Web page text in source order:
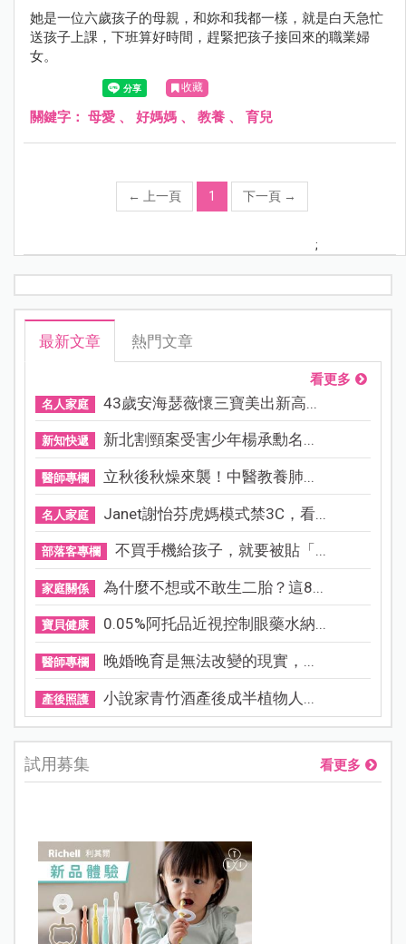
她是一位六歲孩子的母親，和妳和我都一樣，就是白天急忙
送孩子上課，下班算好時間，趕緊把孩子接回來的職業婦
女。
收藏
關鍵字： 母愛 、 好媽媽 、 教養 、 育兒
← 上一頁 1 下一頁 →
;
最新文章 熱門文章
看更多
名人家庭 43歲安海瑟薇懷三寶美出新高...
新知快遞 新北割頸案受害少年楊承勳名...
醫師專欄 立秋後秋燥來襲！中醫教養肺...
名人家庭 Janet謝怡芬虎媽模式禁3C，看...
部落客專欄 不買手機給孩子，就要被貼「...
家庭關係 為什麼不想或不敢生二胎？這8...
寶貝健康 0.05%阿托品近視控制眼藥水納...
醫師專欄 晚婚晚育是無法改變的現實，...
產後照護 小說家青竹酒產後成半植物人...
試用募集 看更多